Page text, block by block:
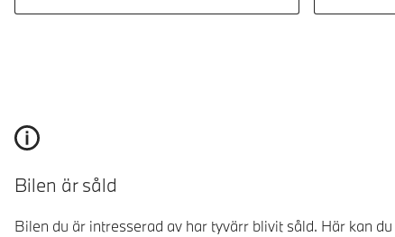
Bilen är såld
Bilen du är intresserad av har tyvärr blivit såld. Här kan du